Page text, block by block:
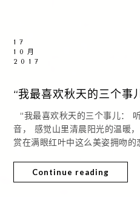
17
10月
2017
“我最喜欢秋天的三个
“我最喜欢秋天的三个事儿：
音， 感觉山里清晨阳光的温暖
赏在满眼红叶中这么美姿拥吻
Continue reading